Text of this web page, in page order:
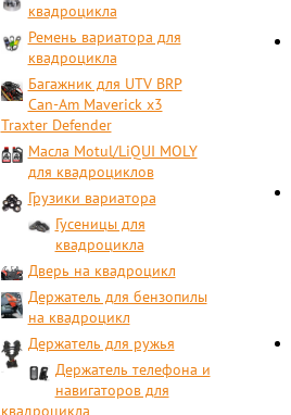
квадроцикла
Ремень вариатора для
квадроцикла
Багажник для UTV BRP
Can-Am Maverick x3
Traxter Defender
Масла Motul/LiQUI MOLY
для квадроциклов
Грузики вариатора
Гусеницы для
квадроцикла
Дверь на квадроцикл
Держатель для бензопилы
на квадроцикл
Держатель для ружья
Держатель телефона и
навигаторов для
квадроцикла